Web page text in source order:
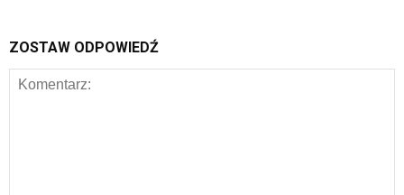
ZOSTAW ODPOWIEDŹ